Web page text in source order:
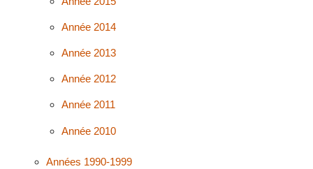
Année 2014
Année 2013
Année 2012
Année 2011
Année 2010
Années 1990-1999